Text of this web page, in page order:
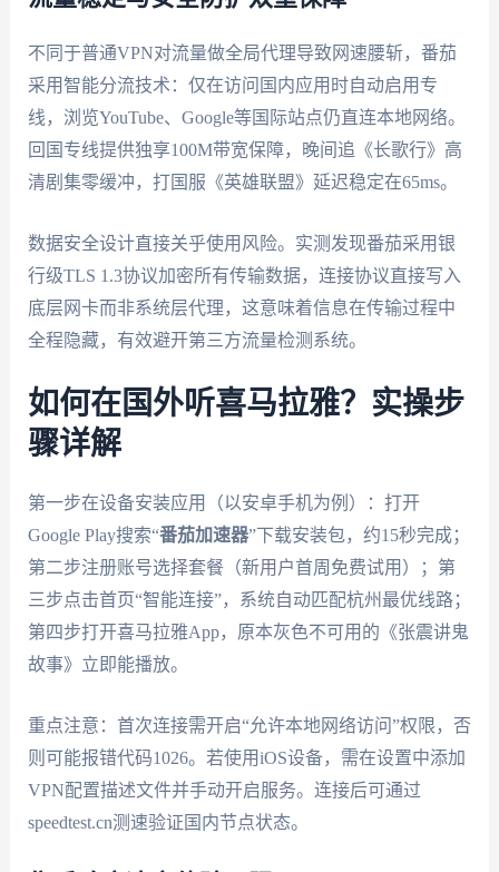
不同于普通VPN对流量做全局代理导致网速腰斩，番茄
采用智能分流技术：仅在访问国内应用时自动启用专
线，浏览YouTube、Google等国际站点仍直连本地网络。
回国专线提供独享100M带宽保障，晚间追《长歌行》高
清剧集零缓冲，打国服《英雄联盟》延迟稳定在65ms。
数据安全设计直接关乎使用风险。实测发现番茄采用银
行级TLS 1.3协议加密所有传输数据，连接协议直接写入
底层网卡而非系统层代理，这意味着信息在传输过程中
全程隐藏，有效避开第三方流量检测系统。
如何在国外听喜马拉雅？实操步
骤详解
第一步在设备安装应用（以安卓手机为例）：打开
Google Play搜索“番茄加速器”下载安装包，约15秒完成；
第二步注册账号选择套餐（新用户首周免费试用）；第
三步点击首页“智能连接”，系统自动匹配杭州最优线路；
第四步打开喜马拉雅App，原本灰色不可用的《张震讲鬼
故事》立即能播放。
重点注意：首次连接需开启“允许本地网络访问”权限，否
则可能报错代码1026。若使用iOS设备，需在设置中添加
VPN配置描述文件并手动开启服务。连接后可通过
speedtest.cn测速验证国内节点状态。